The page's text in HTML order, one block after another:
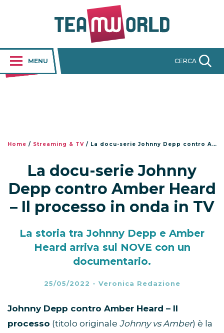
MENU CERCA
Home / Streaming & TV / La docu-serie Johnny Depp contro Amber Heard – Il processo in onda in TV
La docu-serie Johnny
Depp contro Amber Heard
– Il processo in onda in TV
La storia tra Johnny Depp e Amber
Heard arriva sul NOVE con un
documentario.
25/05/2022 - Veronica Redazione
Johnny Depp contro Amber Heard – Il
processo (titolo originale Johnny vs Amber) è la